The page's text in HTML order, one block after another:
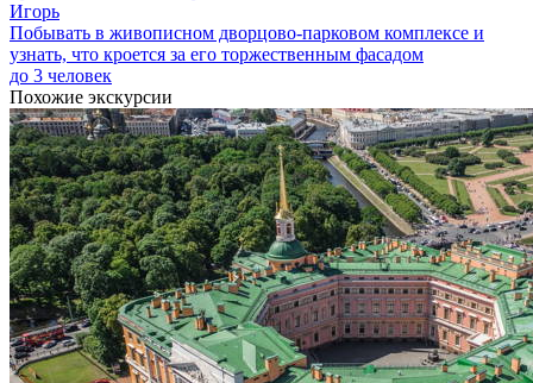
Игорь
Побывать в живописном дворцово-парковом комплексе и
узнать, что кроется за его торжественным фасадом
до 3 человек
Похожие экскурсии